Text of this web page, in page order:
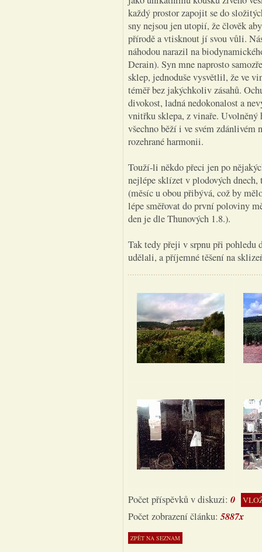
každý prostor zapojit se do
sny nejsou jen utopií, že člověk
přírodě a vtisknout jí svou vůli.
náhodou narazil na
Derain). Syn mne naprosto
sklep, jednoduše vysvětlil, že ve
téměř bez jakýchkoliv zásahů.
divokost, ladná nedokonalost a
vnitřku sklepa, z vinaře.
všechno běží i ve svém zdánlivém
rozehrané harmonii.
Touží-li někdo přeci jen po
nejlépe sklízet v plodových dnech,
(měsíc u obou přibývá, což by
lépe směřovat do první poloviny
den je dle Thunových 1.8.).
Tak tedy přeji v srpnu při
udělali, a příjemné těšení na
Počet příspěvků v diskuzi: 0
Počet zobrazení článku: 5887x